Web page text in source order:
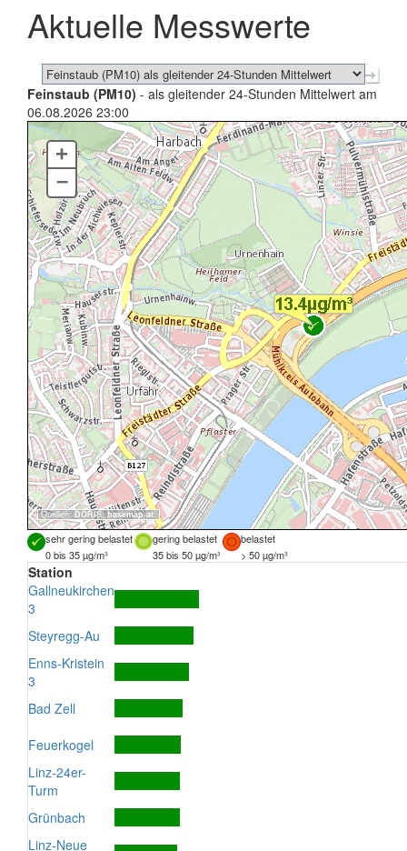
schließen
Aktuelle Messwerte
Feinstaub (PM10) - als gleitender 24-Stunden Mittelwert am
06.08.2026 23:00
Quellen: DORIS,basemap.at
+
–
sehr gering belastet gering belastet
belastet
0 bis 35 µg/m³
35 bis 50 µg/m³ > 50 µg/m³
Station
Gallneukirchen
3
Steyregg-Au
Enns-Kristein
3
Bad Zell
Feuerkogel
Linz-24er-
Turm
Grünbach
Linz-Neue